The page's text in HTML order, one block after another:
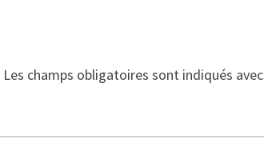
Les champs obligatoires sont indiqués avec